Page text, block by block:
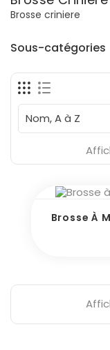
€
Fabricants
En Stock
Brosse criniere
Sous-catégories
Nom, A à Z
Brosse À